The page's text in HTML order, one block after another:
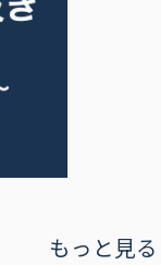
もっと見る